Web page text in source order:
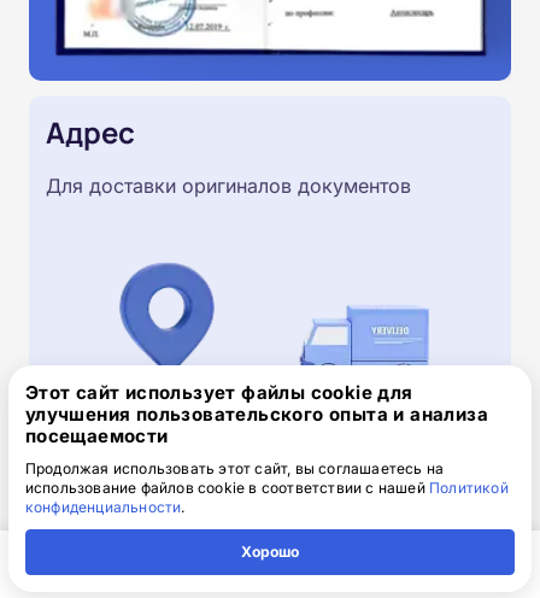
Адрес
Для доставки оригиналов документов
Скачайте заявку на обучение
Скачайте шаблон, заполните и отправьте по
Этот сайт использует файлы cookie для
улучшения пользовательского опыта и анализа
посещаемости
Продолжая использовать этот сайт, вы соглашаетесь на
использование файлов cookie в соответствии с нашей Политикой
конфиденциальности.
Хорошо